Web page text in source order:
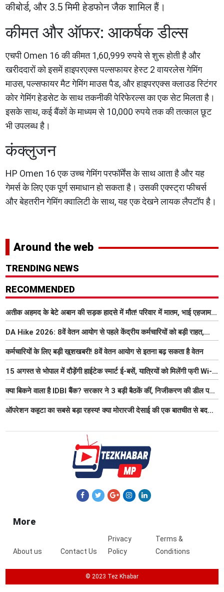
कीबोर्ड, और 3.5 मिमी हेडफोन जैक शामिल हैं।
कीमत और ऑफर: आकर्षक डील्स
एचपी Omen 16 की कीमत 1,60,999 रुपये से शुरू होती है और
खरीददारों को इसमें हाइपरएक्स पल्सफायर हेस्ट 2 वायरलेस गेमिंग
माउस, पल्सफायर मैट गेमिंग माउस पैड, और हाइपरएक्स क्लाउड स्टिंगर
कोर गेमिंग हेडसेट के साथ तकनीकी पेरिफेरल्स का एक सेट मिलता है।
इसके साथ, कई बैंकों के माध्यम से 10,000 रुपये तक की तत्काल छूट
भी उपलब्ध है।
कंक्लुजन
HP Omen 16 एक उच्च गेमिंग परफॉर्मेंस के साथ आता है और यह
गेमर्स के लिए एक पूर्ण समाधान हो सकता है। उसकी एक्स्ट्रा फीचर्स
और बेहतरीन गेमिंग क्वालिटी के साथ, यह एक देखने लायक लैपटॉप है।
Around the web
TRENDING NEWS
RECOMMENDED
अतीक अहमद के बेटे अबान की सड़क हादसे में मौत! परिवार में मातम, भाई एहजाम ने
क्या कहा? जानिए पूरा मामला
DA Hike 2026: 8वें वेतन आयोग से पहले केंद्रीय कर्मचारियों को बड़ी राहत,
महंगाई भत्ता 63% होने की संभावना
कर्मचारियों के लिए बड़ी खुशखबरी! 8वें वेतन आयोग से इतना बढ़ सकता है वेतन
15 अगस्त से भोपाल में दौड़ेंगी हाईटेक स्मार्ट ई-बसें, यात्रियों को मिलेंगी फ्री Wi-
Fi समेत आधुनिक सुविधा
क्या बिकने वाला है IDBI बैंक? सरकार ने 3 बड़ी बैठकें कीं, निजीकरण की डील पर
बढ़ी हलचल
ऑपरेशन कहूटा का सबसे बड़ा रहस्य! क्या मोरारजी देसाई की एक बातचीत से बदल
More
About us Contact Us
Privacy
Policy
Terms &
Conditions
© 2023 Tez Khabar